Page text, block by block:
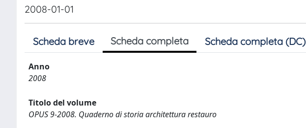
2008-01-01
Scheda breve Scheda completa Scheda completa (DC)
Anno
2008
Titolo del volume
OPUS 9-2008. Quaderno di storia architettura restauro